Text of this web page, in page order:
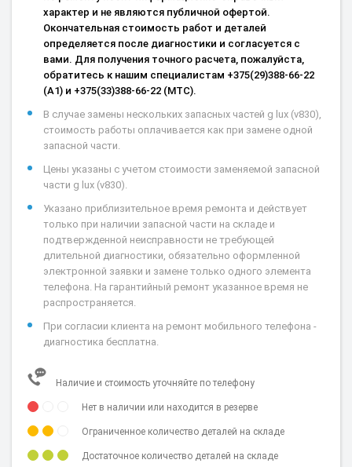
характер и не являются публичной офертой.
Окончательная стоимость работ и деталей
определяется после диагностики и согласуется с
вами. Для получения точного расчета, пожалуйста,
обратитесь к нашим специалистам +375(29)388-66-22
(А1) и +375(33)388-66-22 (МТС).
В случае замены нескольких запасных частей g lux (v830),
стоимость работы оплачивается как при замене одной
запасной части.
Цены указаны с учетом стоимости заменяемой запасной
части g lux (v830).
Указано приблизительное время ремонта и действует
только при наличии запасной части на складе и
подтвержденной неисправности не требующей
длительной диагностики, обязательно оформленной
электронной заявки и замене только одного элемента
телефона. На гарантийный ремонт указанное время не
распространяется.
При согласии клиента на ремонт мобильного телефона -
диагностика бесплатна.
Наличие и стоимость уточняйте по телефону
Нет в наличии или находится в резерве
Ограниченное количество деталей на складе
Достаточное количество деталей на складе